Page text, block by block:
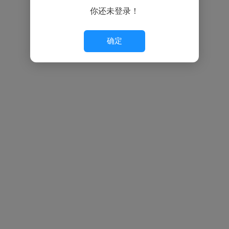
你还未登录！
确定